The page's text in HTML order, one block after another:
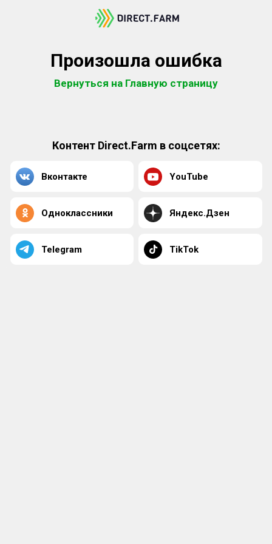
Произошла ошибка
Вернуться на Главную страницу
Контент Direct.Farm в соцсетях:
Вконтакте YouTube
Одноклассники Яндекс.Дзен
Telegram TikTok